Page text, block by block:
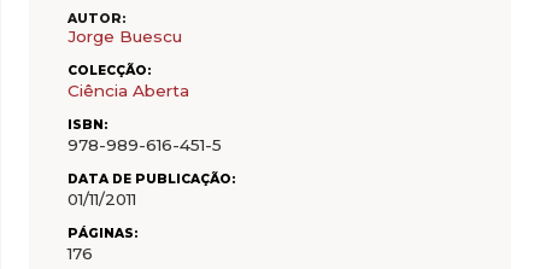
AUTOR:
Jorge Buescu
COLECÇÃO:
Ciência Aberta
ISBN:
978-989-616-451-5
DATA DE PUBLICAÇÃO:
01/11/2011
PÁGINAS:
176